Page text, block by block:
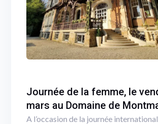
Journée de la femme, le
mars au Domaine de
A l’occasion de la journée